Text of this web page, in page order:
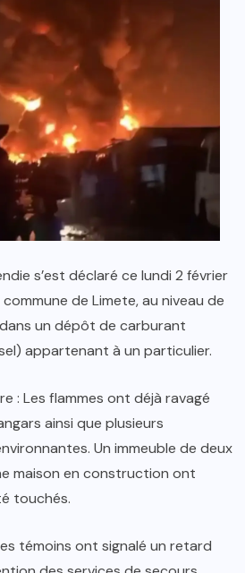
s’est déclaré ce lundi 2 février
de Limete, au niveau de
dans un dépôt de carburant
appartenant à un particulier.
: Les flammes ont déjà ravagé
ainsi que plusieurs
Un immeuble de deux
maison en construction ont
touchés.
témoins ont signalé un retard